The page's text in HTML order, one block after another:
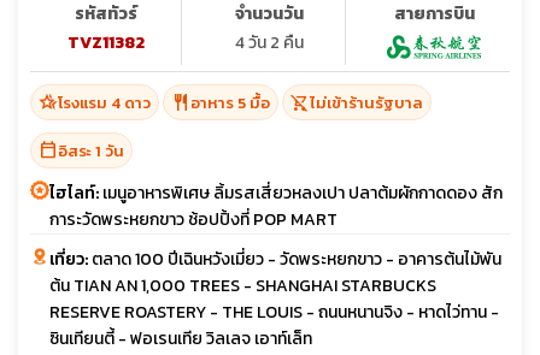
รหัสทัวร์
TVZ11382
จำนวนวัน
4 วัน 2 คืน
สายการบิน
hotel_classโรงแรม 4 ดาว restaurant อาหาร 5 มื้อ shopping_cart_offไม่เข้าร้านรัฐบาล
calendar_todayอิสระ 1 วัน
ไฮไลท์:เมนูอาหารพิเศษ ลิ้มรสเสี่ยวหลงเปา ปลาต้มผักกาดดอง สัก
การะวัดพระหยกขาว ช้อปปิ้งที่ POP MART
เที่ยว:ตลาด 100 ปีเฉินหวังเมี่ยว - วัดพระหยกขาว - อาคารต้นไม้พัน
ต้น TIAN AN 1,000 TREES - SHANGHAI STARBUCKS
RESERVE ROASTERY - THE LOUIS - ถนนหนานจิง - หาดไว่ทาน -
ซินเทียนตี้ - ฟอเรนเทีย วิลเลจ เอาท์เล็ท